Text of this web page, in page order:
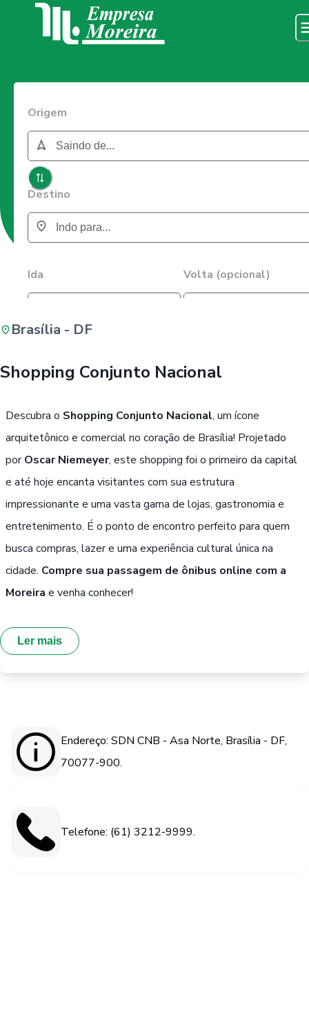
Origem
Destino
Ida Volta (opcional)
Brasília - DF
Shopping Conjunto Nacional
Descubra o Shopping Conjunto Nacional, um ícone
arquitetônico e comercial no coração de Brasília! Projetado
porOscar Niemeyer, este shopping foi o primeiro da capital
e até hoje encanta visitantes com sua estrutura
impressionante e uma vasta gama de lojas, gastronomia e
entretenimento. É o ponto de encontro perfeito para quem
busca compras, lazer e uma experiência cultural única na
cidade. Compre sua passagem de ônibus online com a
Moreira e venha conhecer!
Ler mais
Endereço: SDN CNB - Asa Norte, Brasília - DF,
70077-900.
Telefone: (61) 3212-9999.